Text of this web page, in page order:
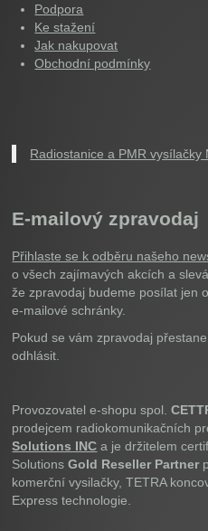
Podpora
Ke stažení
Jak nakupovat
Obchodní podmínky
Radiostanice a PMR vysílačky
E-mailový zpravodaj
Přihlaste se k odběru našeho
o všech zajímavých akcích a
že zpravodaj budeme posílat jen
e-mailové schránky.
Pokud se vám zpravodaj
odhlásit.
Provozovatel e-shopu spol.
prodejcem radiokomunikačních
Solutions INC a je držitelem
SolutionsGold Reseller Partner
komerční vysilačky, TETRA
Express technologie.